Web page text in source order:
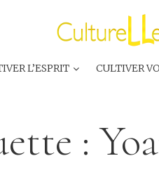
L’ESPRIT CULTIVER
: